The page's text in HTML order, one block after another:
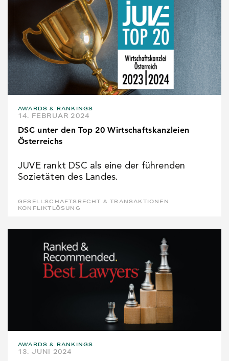
AWARDS & RANKINGS
14. FEBRUAR 2024
DSC unter den Top 20 Wirtschaftskanzleien
Österreichs
JUVE rankt DSC als eine der führenden
Sozietäten des Landes.
GESELLSCHAFTSRECHT & TRANSAKTIONEN
KONFLIKTLÖSUNG
AWARDS & RANKINGS
13. JUNI 2024